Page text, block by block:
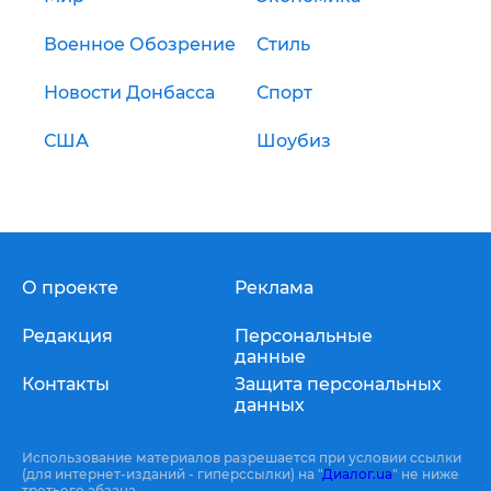
Военное Обозрение Стиль
Новости Донбасса Спорт
США Шоубиз
О проекте
Редакция
Контакты
Реклама
Персональные
данные
Защита персональных
данных
Использование материалов разрешается при условии ссылки
(для интернет-изданий - гиперссылки) на "Диалог.ua" не ниже